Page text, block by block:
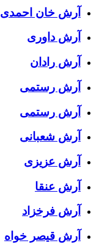
آرش خان احمدی
آرش داوری
آرش رادان
آرش رستمى
آرش رستمی
آرش شعبانی
آرش عزیزی
آرش عنقا
آرش فرخزاد
آرش قیصر خواه